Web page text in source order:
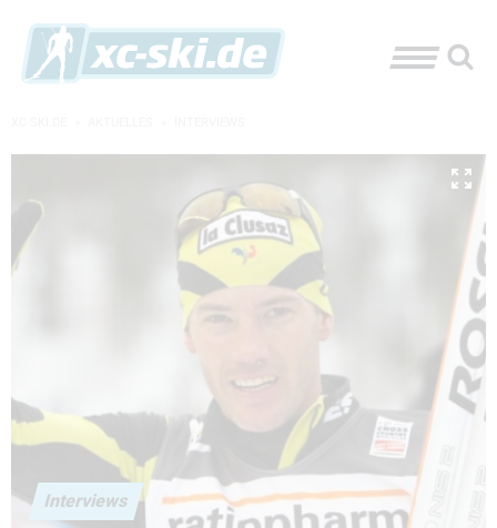
Interviews